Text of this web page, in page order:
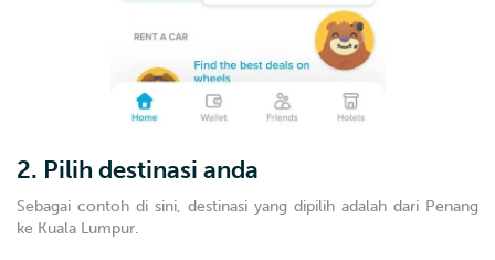
2. Pilih destinasi anda
Sebagai contoh di sini, destinasi yang dipilih adalah dari Penang
ke Kuala Lumpur.